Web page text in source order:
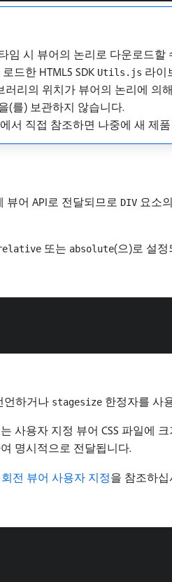
임 시 뷰어의 논리로 다운로드할
드한 HTML5 SDK Utils.js 라이
리의 위치가 뷰어의 논리에 의
(를) 보관하지 않습니다.
서 직접 참조하면 나중에 새 제
뷰어 API로 전달되므로 DIV 요소
또는 absolute(으)로 설정
언하거나 stagesize 한정자를 사
사용자 지정 뷰어 CSS 파일에
명시적으로 전달됩니다.
회전 뷰어 사용자 지정을 참조하십